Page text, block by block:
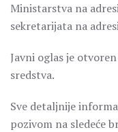
Ministarstva na
sekretarijata na
Javni oglas je
sredstva.
Sve detaljnije
pozivom na sledeće